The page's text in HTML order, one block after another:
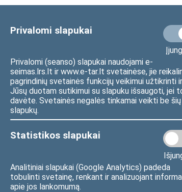
Privalomi slapukai
Privalomi (seanso) slapukai naudojami e-
seimas.lrs.lt ir www.e-tar.lt svetainėse, jie
pagrindinių svetainės funkcijų veikimui užtikrinti ir
Jūsų duotam sutikimui su slapuku išsaugoti, jei
davėte. Svetainės negalės tinkamai veikti be šių
slapukų.
Statistikos slapukai
Analitiniai slapukai (Google Analytics) padeda
tobulinti svetainę, renkant ir analizuojant
apie jos lankomumą.
Sudėtis
Statistika
Seimo narių balsavimų rezultatai
Pradžia Seimo narių